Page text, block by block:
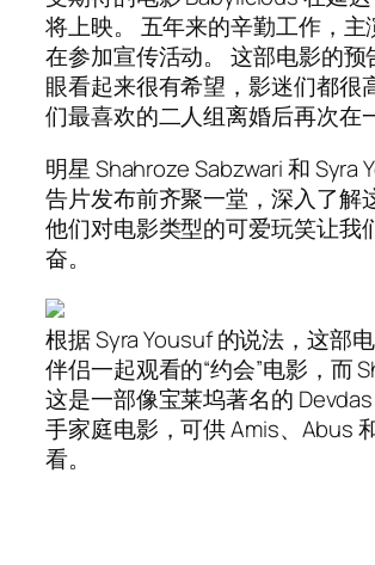
将上映。 五年来的辛勤工作，主
在参加宣传活动。 这部电影的预
眼看起来很有希望，影迷们都很
们最喜欢的二人组离婚后再次在
明星 Shahroze Sabzwari 和 Syra
告片发布前齐聚一堂，深入了解
他们对电影类型的可爱玩笑让我
奋。
根据 Syra Yousuf 的说法，这部
伴侣一起观看的“约会”电影，而
这是一部像宝莱坞著名的
手家庭电影，可供 Amis、Abus
看。